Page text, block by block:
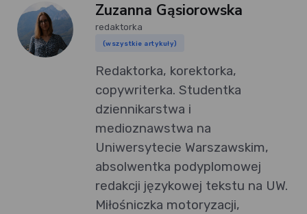
Zuzanna Gąsiorowska
redaktorka
(wszystkie artykuły)
Redaktorka, korektorka,
copywriterka. Studentka
dziennikarstwa i
medioznawstwa na
Uniwersytecie Warszawskim,
absolwentka podyplomowej
redakcji językowej tekstu na UW.
Miłośniczka motoryzacji,